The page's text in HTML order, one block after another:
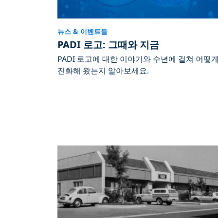
뉴스 & 이벤트들
PADI 로고: 그때와 지금
PADI 로고에 대한 이야기와 수년에 걸쳐 어떻
진화해 왔는지 알아보세요.